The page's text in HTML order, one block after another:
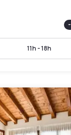
-
11h - 18h